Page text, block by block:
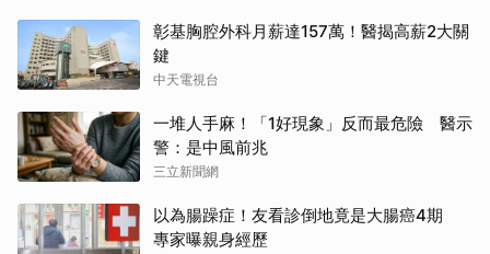
彰基胸腔外科月薪達157萬！醫揭高薪2大關
鍵
中天電視台
一堆人手麻！「1好現象」反而最危險 醫示
警：是中風前兆
三立新聞網
以為腸躁症！友看診倒地竟是大腸癌4期
專家曝親身經歷